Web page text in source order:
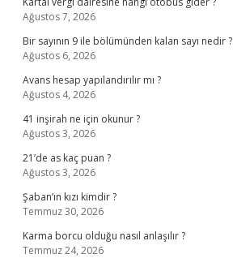
Ağustos 7, 2026
Bir sayının 9 ile bölümünden kalan sayı nedir ?
Ağustos 6, 2026
Avans hesap yapılandırılır mı ?
Ağustos 4, 2026
41 inşirah ne için okunur ?
Ağustos 3, 2026
21’de as kaç puan ?
Ağustos 3, 2026
Şaban’ın kızı kimdir ?
Temmuz 30, 2026
Karma borcu olduğu nasıl anlaşılır ?
Temmuz 24, 2026